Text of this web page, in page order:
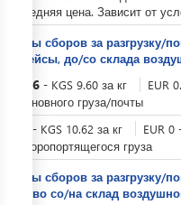
Это средняя цена. Зависит от
Тарифы сборов за разгрузку/
авиарейсы, до/со склада
9.6 - KGS 9.60 за кг EUR
Для основного груза/почты
- KGS 10.62 за кг EUR 0
Для скоропортящегося груза
Тарифы сборов за разгрузку/
средство со/на склад